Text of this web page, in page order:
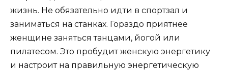
жизнь. Не обязательно идти в спортзал и
заниматься на станках. Гораздо приятнее
женщине заняться танцами, йогой или
пилатесом. Это пробудит женскую энергетику
и настроит на правильную энергетическую